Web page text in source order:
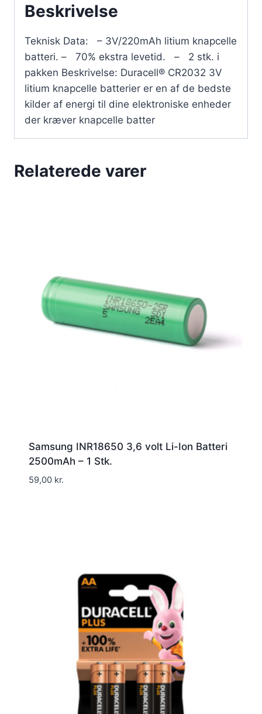
Beskrivelse
Teknisk Data: – 3V/220mAh litium knapcelle
batteri. – 70% ekstra levetid. – 2 stk. i
pakken Beskrivelse: Duracell® CR2032 3V
litium knapcelle batterier er en af de bedste
kilder af energi til dine elektroniske enheder
der kræver knapcelle batter
Relaterede varer
Samsung INR18650 3,6 volt Li-Ion Batteri
2500mAh – 1 Stk.
59,00 kr.